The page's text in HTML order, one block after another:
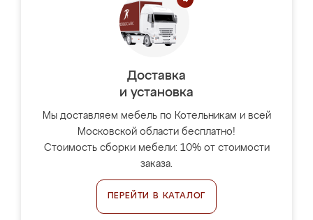
Доставка
и установка
Мы доставляем мебель по Котельникам и всей
Московской области бесплатно!
Стоимость сборки мебели: 10% от стоимости
заказа.
ПЕРЕЙТИ В КАТАЛОГ